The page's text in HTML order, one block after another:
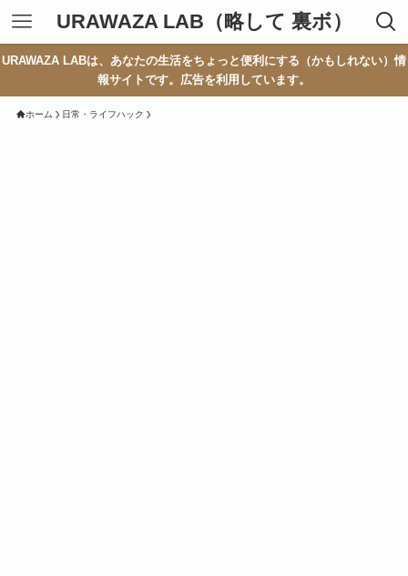
URAWAZA LAB（略して 裏ボ）
URAWAZA LABは、あなたの生活をちょっと便利にする（かもしれない）情
報サイトです。広告を利用しています。
ホーム 日常・ライフハック